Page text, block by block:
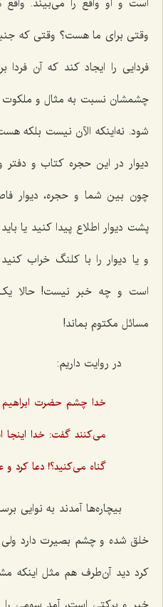
است و او واقع را می‌بیند.
وقتی برای ما هست؟ وقتی که
فردایی را ایجاد کند که آن
چشمشان نسبت به مثال و ملکوت
شود. نه‌اینکه الآن نیست بلکه
دیوار در این حجره کتاب و
چون بین شما و حجره، دیوار
پشت دیوار اطلاع پیدا کنید یا
و یا دیوار را با کلنگ خراب
است و چه خبر نیست! حالا یک
مسائل مکتوم بماند!
در روایت داریم:
خدا چشم حضرت ابراهیم
می‌کنند گفت: خدا
گناه می‌کنید؟! دعا کرد و
بیچاره‌ها آمدند به نوایی
خلق شده و چشم بصیرت دارد ولی
کرد دید آن‌طرف هم مثل اینکه